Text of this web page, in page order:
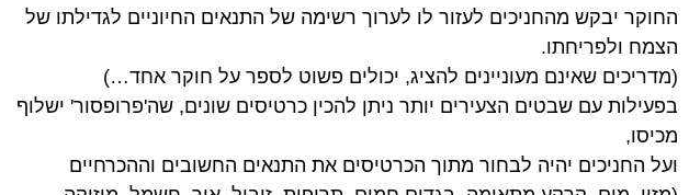
החוקר יבקש מהחניכים לעזור לו לערוך רשימה של התנאים החיוניים לגדילתו של
הצמח ולפריחתו.
(מדריכים שאינם מעוניינים להציג, יכולים פשוט לספר על חוקר אחד…)
בפעילות עם שבטים הצעירים יותר ניתן להכין כרטיסים שונים, שה'פרופסור' ישלוף
מכיסו,
ועל החניכים יהיה לבחור מתוך הכרטיסים את התנאים החשובים וההכרחיים